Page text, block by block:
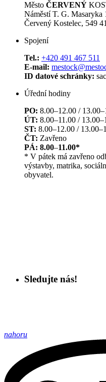
Město ČERVENÝ
Náměstí T. G. Masaryka
Červený Kostelec, 549 41
Spojení
Tel.: +420 491 467 511
E-mail:
ID datové schránky:
Úřední hodiny
PO: 8.00–12.00 /
ÚT: 8.00–11.00 /
ST: 8.00–12.00 /
ČT: Zavřeno
PÁ: 8.00–11.00*
* V pátek má zavřeno
výstavby, matrika,
obyvatel.
Sledujte nás!
nahoru